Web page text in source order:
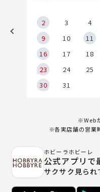
2
3 4
9
10 11
16
17 18
23
24 25
30
31
※Web
※各実店舗の営業
ホビーラホビーレ
公式アプリで
サクサク見ら